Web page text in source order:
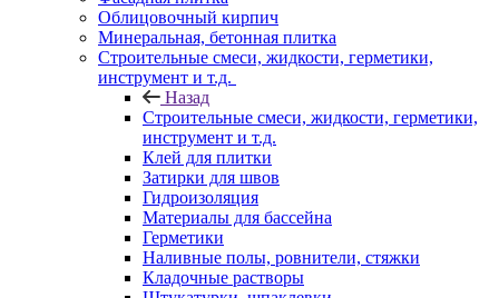
Облицовочный кирпич
Минеральная, бетонная плитка
Строительные смеси, жидкости, герметики,
инструмент и т.д.
Назад
Строительные смеси, жидкости, герметики,
инструмент и т.д.
Клей для плитки
Затирки для швов
Гидроизоляция
Материалы для бассейна
Герметики
Наливные полы, ровнители, стяжки
Кладочные растворы